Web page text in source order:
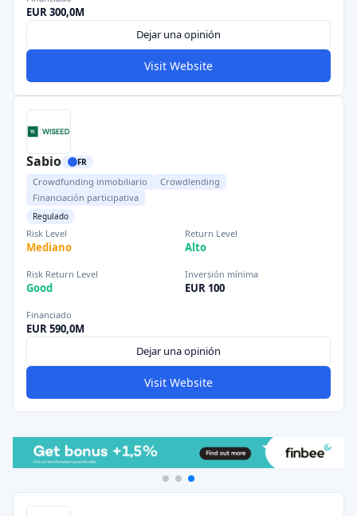
EUR 300,0M
Dejar una opinión
Visit Website
Sabio FR
Crowdfunding inmobiliario
Crowdlending
Financiación participativa
Regulado
Risk Level
Mediano
Return Level
Alto
Risk Return Level
Good
Inversión mínima
EUR 100
Financiado
EUR 590,0M
Dejar una opinión
Visit Website